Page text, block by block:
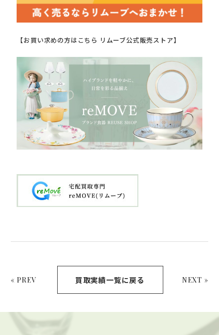
【お買い求めの方はこちら リムーブ公式販売ストア】
« PREV 買取実績一覧に戻る NEXT »